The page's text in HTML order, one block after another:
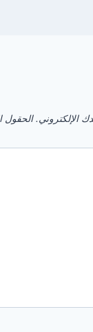
الإلكتروني. الحقول